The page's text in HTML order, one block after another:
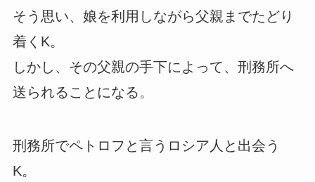
そう思い、娘を利用しながら父親までたどり
着くK。
しかし、その父親の手下によって、刑務所へ
送られることになる。
刑務所でペトロフと言うロシア人と出会う
K。